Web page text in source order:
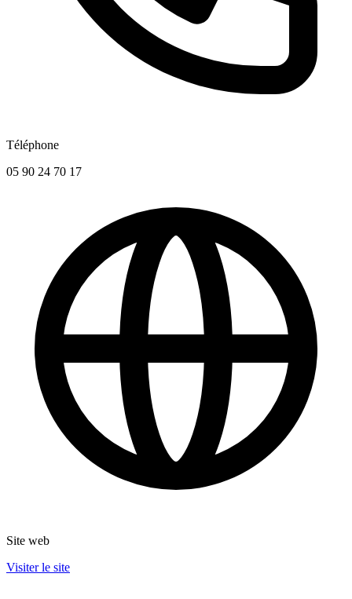
Téléphone
05 90 24 70 17
Site web
Visiter le site